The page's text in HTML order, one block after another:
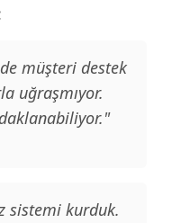
müşteri destek
uğraşmıyor.
sistemi kurduk.